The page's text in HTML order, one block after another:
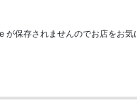
保存されませんのでお店をお気